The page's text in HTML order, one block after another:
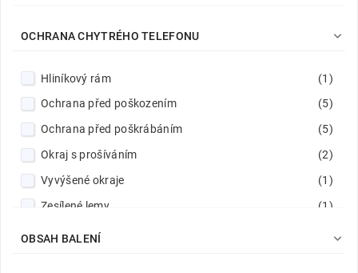
OCHRANA CHYTRÉHO TELEFONU 
Hliníkový rám
(1)
Ochrana před poškozením
(5)
Ochrana před poškrábáním
(5)
Okraj s prošíváním
(2)
Vyvýšené okraje
(1)
Zesílené lemy
(1)
OBSAH BALENÍ 